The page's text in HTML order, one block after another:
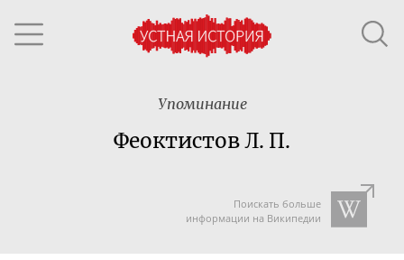
Упоминание
Феоктистов Л. П.
Поискать больше
информации на Википедии